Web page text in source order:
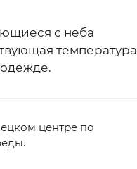
с неба
температура
одежде.
центре по